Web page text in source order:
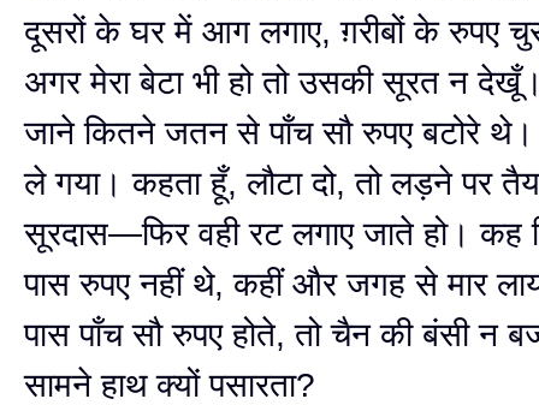
दूसरों के घर में आग लगाए, ग़रीबों के रुपए
अगर मेरा बेटा भी हो तो उसकी सूरत न
जाने कितने जतन से पाँच सौ रुपए बटोरे
ले गया। कहता हूँ, लौटा दो, तो लड़ने पर
सूरदास—फिर वही रट लगाए जाते हो। कह
पास रुपए नहीं थे, कहीं और जगह से मार
पास पाँच सौ रुपए होते, तो चैन की बंसी न
सामने हाथ क्यों पसारता?